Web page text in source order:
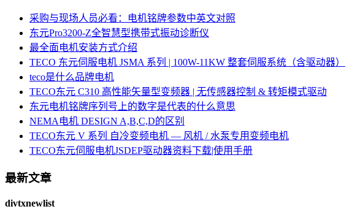
采购与现场人员必看：电机铭牌参数中英文对照
东元Pro3200-Z全智慧型携带式振动诊断仪
最全面电机安装方式介绍
TECO 东元伺服电机 JSMA 系列 | 100W-11KW 整套伺服系统（含驱动器）
teco是什么品牌电机
TECO东元 C310 高性能矢量型变频器 | 无传感器控制 & 转矩模式驱动
东元电机铭牌序列号上的数字是代表的什么意思
NEMA电机 DESIGN A,B,C,D的区别
TECO东元 V 系列 自冷变频电机 — 风机 / 水泵专用变频电机
TECO东元伺服电机JSDEP驱动器资料下载|使用手册
最新文章
divtxnewlist